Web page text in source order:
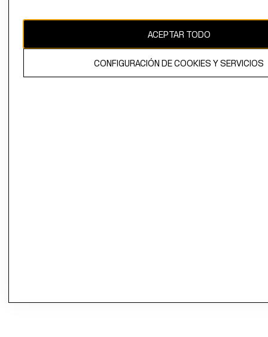
El contenido de esta página web está protegido por copyright y es
propiedad de H&M Hennes & Mauritz AB.
ACEPTAR TODO
CONFIGURACIÓN DE COOKIES Y SERVICIOS